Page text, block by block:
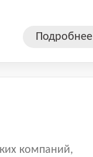
Подробнее
компаний,